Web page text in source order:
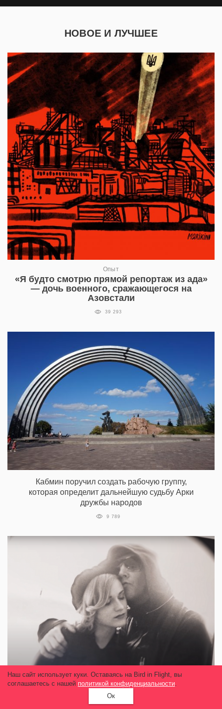
НОВОЕ И ЛУЧШЕЕ
Опыт
«Я будто смотрю прямой репортаж из ада»
— дочь военного, сражающегося на
Азовстали
39 293
Кабмин поручил создать рабочую группу,
которая определит дальнейшую судьбу Арки
дружбы народов
9 789
Вышел трейлер фильма об Эван Рейчел
Вуд. В нем актриса рассказывает о насилии
Мэрилина Мэнсона
Наш сайт использует куки. Оставаясь на Bird in Flight, вы
соглашаетесь с нашей политикой конфиденциальности.
Ок